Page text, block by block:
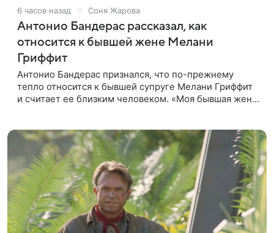
6 часов назад Соня Жарова
Антонио Бандерас рассказал, как
относится к бывшей жене Мелани
Гриффит
Антонио Бандерас признался, что по-прежнему
тепло относится к бывшей супруге Мелани Гриффит
и считает ее близким человеком. «Моя бывшая жена